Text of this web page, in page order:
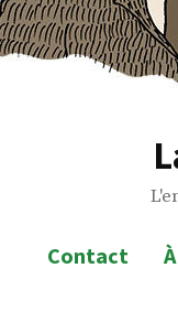
Contact